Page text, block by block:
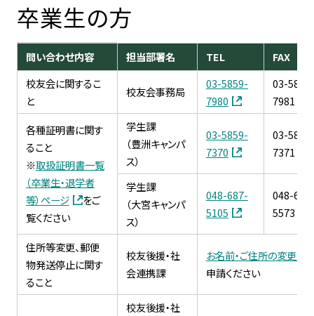
卒業生の方
問い合わせ内容 担当部署名 TEL
FAX
校友会に関するこ
と
校友会事務局
03-5859-
7980
03-5859-
7981
各種証明書に関す
ること
※取扱証明書一覧
（卒業生・退学者
等）ページ
をご
覧ください
学生課
（豊洲キャンパ
ス）
03-5859-
7370
03-5859-
7371
学生課
（大宮キャンパ
ス）
048-687-
5105
048-687-
5573
住所等変更、郵便
物発送停止に関す
ること
校友後援・社
会連携課
お名前・ご住所の変更・
申請ください
校友後援・社